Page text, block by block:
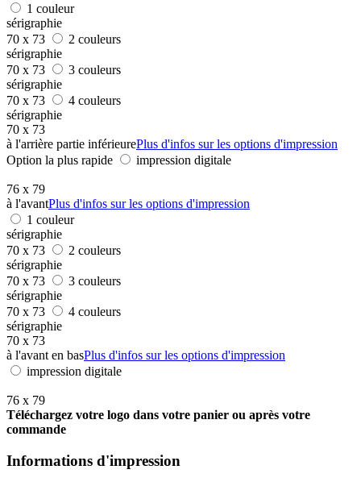
1 couleur
sérigraphie
70 x 73
2 couleurs
sérigraphie
70 x 73
3 couleurs
sérigraphie
70 x 73
4 couleurs
sérigraphie
70 x 73
à l'arrière partie inférieurePlus d'infos sur les options d'impression
Option la plus rapide
impression digitale
76 x 79
à l'avantPlus d'infos sur les options d'impression
1 couleur
sérigraphie
70 x 73
2 couleurs
sérigraphie
70 x 73
3 couleurs
sérigraphie
70 x 73
4 couleurs
sérigraphie
70 x 73
à l'avant en basPlus d'infos sur les options d'impression
impression digitale
76 x 79
Téléchargez votre logo dans votre panier ou après votre
commande
Informations d'impression